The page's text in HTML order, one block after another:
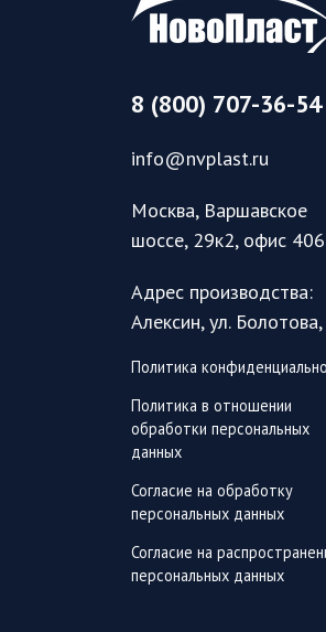
8 (800) 707-36-54
info@nvplast.ru
Москва, Варшавское
шоссе, 29к2, офис 406
Адрес производства:
Алексин, ул.
Политика
Политика в отношении
обработки персональных
данных
Согласие на обработку
персональных данных
Согласие на
персональных данных